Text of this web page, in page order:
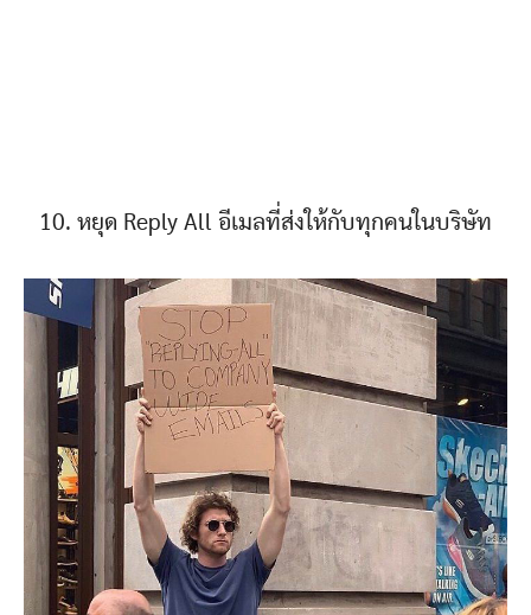
10. หยุด Reply All อีเมลที่ส่งให้กับทุกคนในบริษัท